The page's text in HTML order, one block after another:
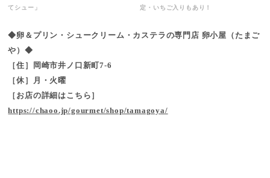
てシュー」
定・いちご入りもあり！
◆卵＆プリン・シュークリーム・カステラの専門店 卵小屋（たまご
や）◆
［住］岡崎市井ノ口新町7-6
［休］月・火曜
［お店の詳細はこちら］
https://chaoo.jp/gourmet/shop/tamagoya/